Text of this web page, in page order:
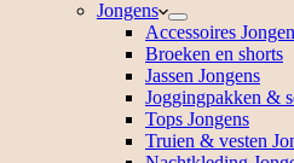
Jongens
Accessoires
Broeken en shorts
Jassen Jongens
Joggingpakken &
Tops Jongens
Truien & vesten